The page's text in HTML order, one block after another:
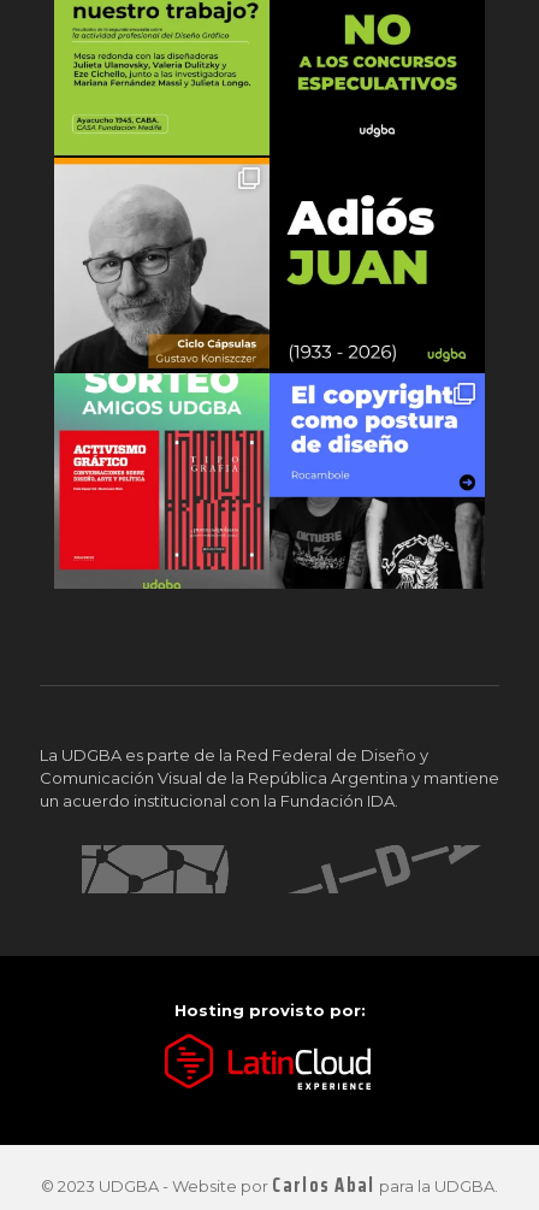
La UDGBA es parte de la Red Federal de Diseño y
Comunicación Visual de la República Argentina y mantiene
un acuerdo institucional con la Fundación IDA.
Hosting provisto por:
© 2023 UDGBA - Website por Carlos Abal para la UDGBA.